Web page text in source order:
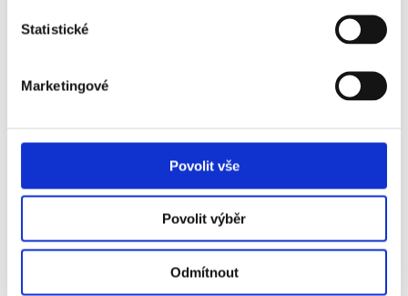
Statistické
Marketingové
Povolit vše
Povolit výběr
Odmítnout
zaslání vstupenek 1 den před zápasem do aplikace AJAX v
přesné instrukce ke stažení aplikace a vstupenek Vám
Často kladené otázky:
Je termín utkání finálně potvrzený?